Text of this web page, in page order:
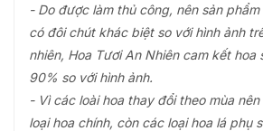
- Do được làm thủ công, nên sản
có đôi chút khác biệt so với hình ảnh
nhiên, Hoa Tươi An Nhiên cam kết hoa
90% so với hình ảnh.
- Vì các loài hoa thay đổi theo mùa
loại hoa chính, còn các loại hoa lá phụ